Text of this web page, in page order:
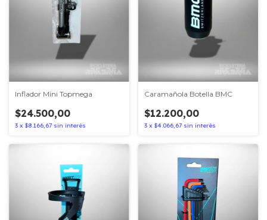
Inflador Mini Topmega
$24.500,00
3 x $8.166,67 sin interés
Caramañola Botella BMC
$12.200,00
3 x $4.066,67 sin interés